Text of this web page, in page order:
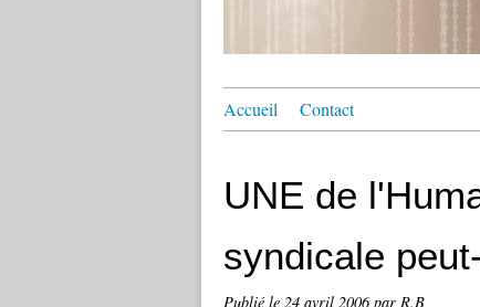
Accueil Contact
UNE de
syndicale
Publié le 24 avril 2006par R.B